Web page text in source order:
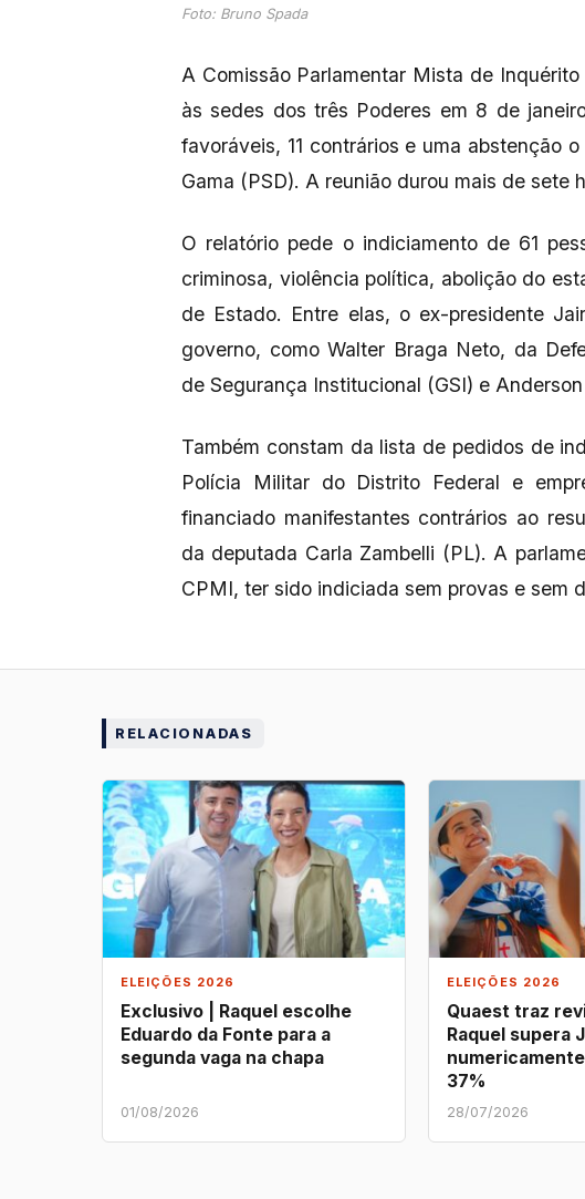
Foto: Bruno Spada
A Comissão Parlamentar Mista de
às sedes dos três Poderes em 8 de
favoráveis, 11 contrários e uma abstenção
Gama (PSD). A reunião durou mais de sete
O relatório pede o indiciamento de 61
criminosa, violência política, abolição do
de Estado. Entre elas, o ex-presidente
governo, como Walter Braga Neto, da
de Segurança Institucional (GSI) e
Também constam da lista de pedidos de
Polícia Militar do Distrito Federal e
financiado manifestantes contrários ao
da deputada Carla Zambelli (PL). A
CPMI, ter sido indiciada sem provas e sem
RELACIONADAS
ELEIÇÕES 2026
Exclusivo | Raquel escolhe
Eduardo da Fonte para a
segunda vaga na chapa
01/08/2026
ELEIÇÕES 2026
Quaest traz
Raquel supera
37%
28/07/2026